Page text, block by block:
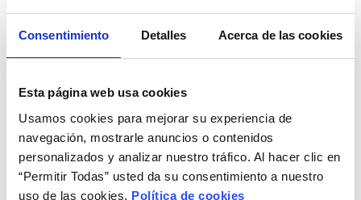
Consentimiento Detalles Acerca de las cookies
Esta página web usa cookies
Usamos cookies para mejorar su experiencia de
navegación, mostrarle anuncios o contenidos
personalizados y analizar nuestro tráfico. Al hacer clic en
“Permitir Todas” usted da su consentimiento a nuestro
uso de las cookies. Política de cookies
desparece solo.
Cumplir con las horas de sueño adecuadas
Evitar cualquier situación de estrés
Disminuir el consumo de alcohol y cafeína
Dejar que la vista descanse regularmente